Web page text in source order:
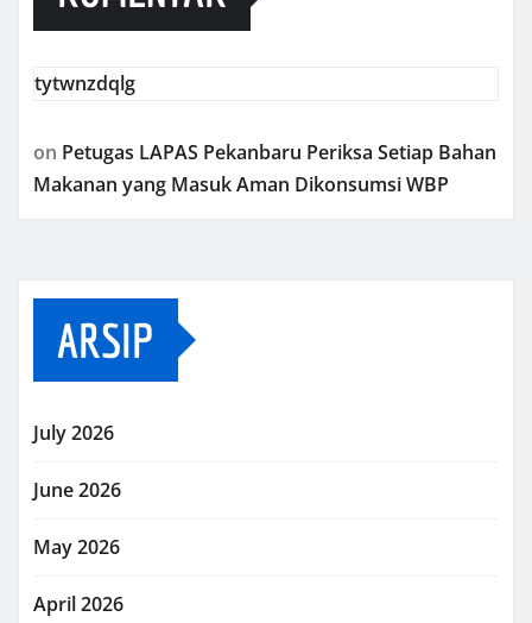
tytwnzdqlg
on Petugas LAPAS Pekanbaru Periksa Setiap Bahan
Makanan yang Masuk Aman Dikonsumsi WBP
ARSIP
July 2026
June 2026
May 2026
April 2026